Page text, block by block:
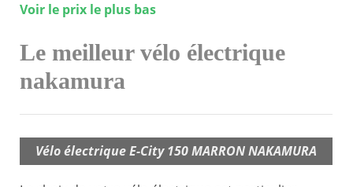
Voir le prix le plus bas
Le meilleur vélo électrique
nakamura
Vélo électrique E-City 150 MARRON NAKAMURA